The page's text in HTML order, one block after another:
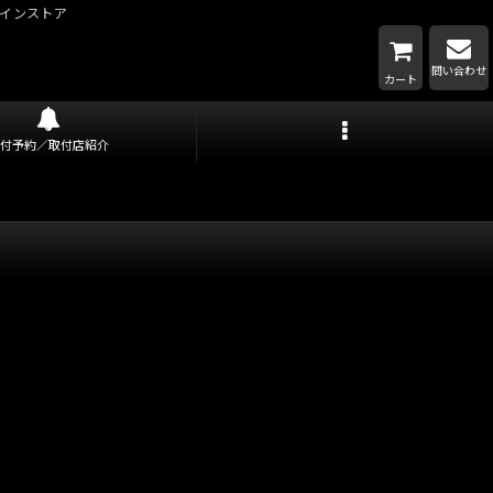
ンストア
カート
問い合わせ
予約／取付店紹介